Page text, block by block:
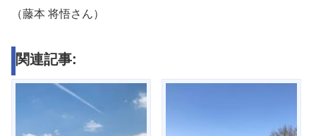
（藤本 将悟さん）
関連記事: